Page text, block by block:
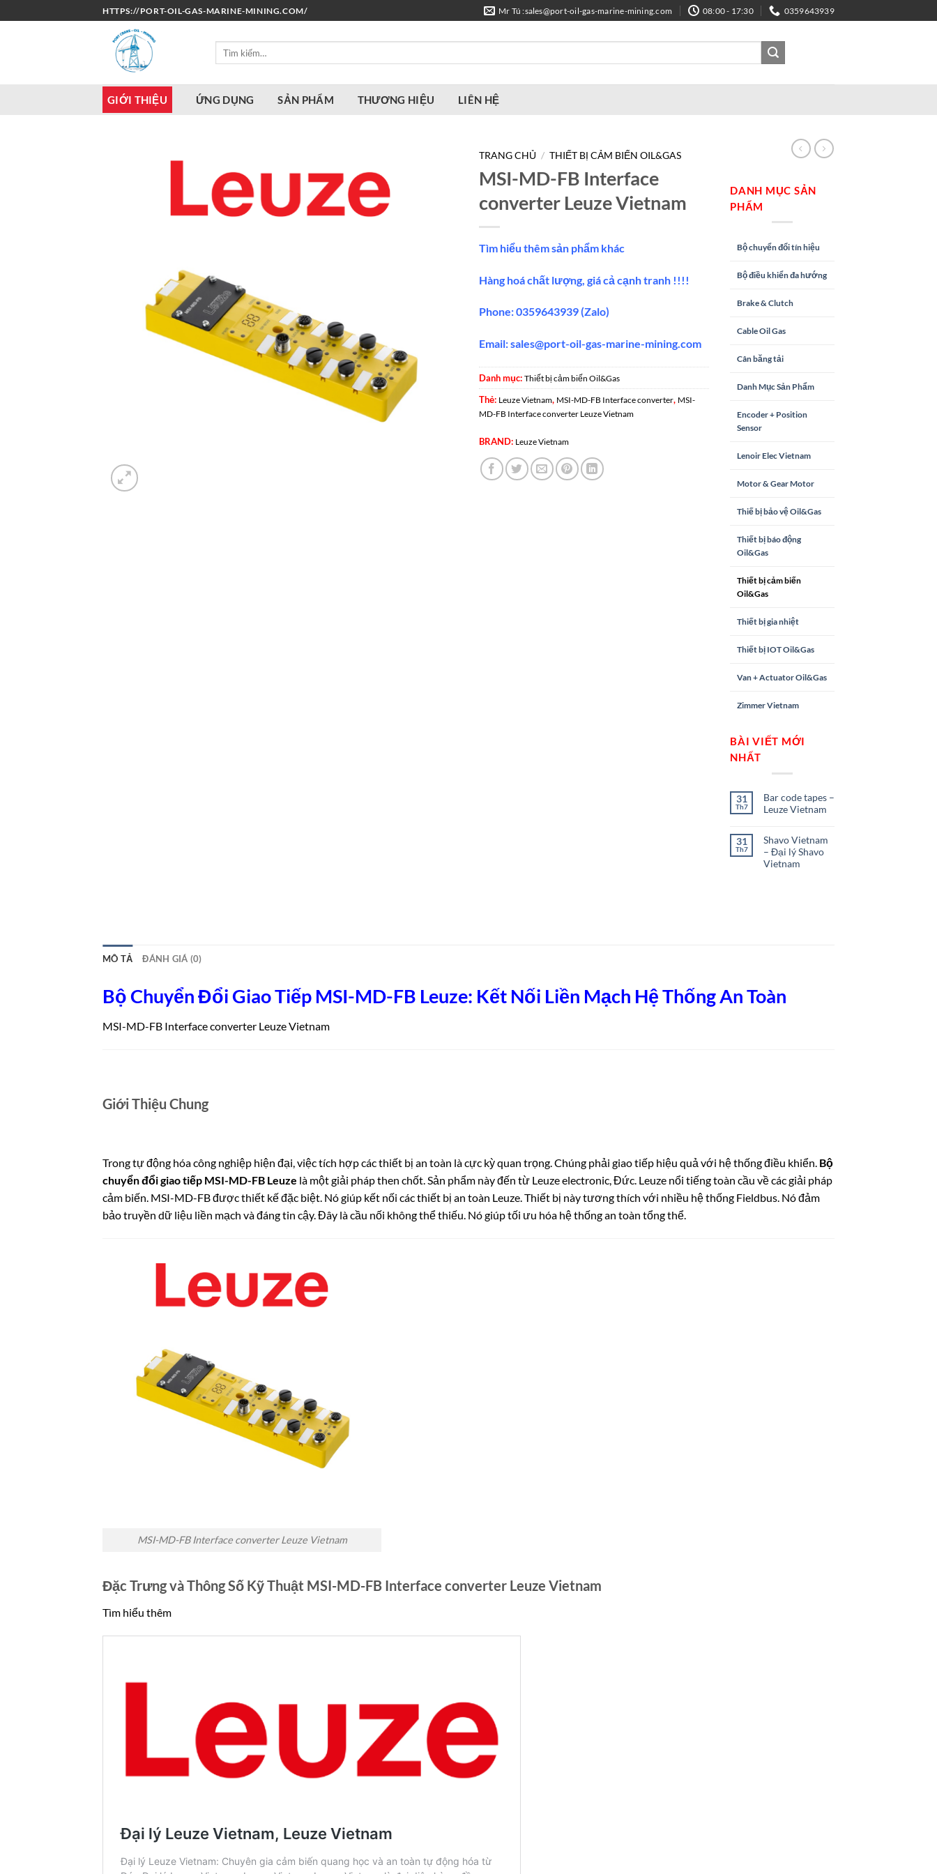
qua
HTTPS://PORT-OIL-GAS-MARINE-MINING.COM/ Mr Tú :sales@port-oil-gas-marine-mining.com 08:00 - 17:30 0359643939
GIỚI THIỆU ỨNG DỤNG SẢN PHẨM THƯƠNG HIỆU LIÊN HỆ
TRANG CHỦ / THIẾT BỊ CẢM BIẾN OIL&GAS
MSI-MD-FB Interface
converter Leuze Vietnam
Tìm hiểu thêm sản phẩm khác
Hàng hoá chất lượng, giá cả cạnh tranh !!!!
Phone: 0359643939 (Zalo)
Email:sales@port-oil-gas-marine-mining.com
Danh mục: Thiết bị cảm biến Oil&Gas
Thẻ: Leuze Vietnam, MSI-MD-FB Interface converter, MSI-
MD-FB Interface converter Leuze Vietnam
BRAND: Leuze Vietnam
DANH MỤC SẢN
PHẨM
Bộ chuyển đổi tín hiệu
Bộ điều khiển đa hướng
Brake & Clutch
Cable Oil Gas
Cân băng tải
Danh Mục Sản Phẩm
Encoder + Position
Sensor
Lenoir Elec Vietnam
Motor & Gear Motor
Thiế bị bảo vệ Oil&Gas
Thiết bị báo động
Oil&Gas
Thiết bị cảm biến
Oil&Gas
Thiết bị gia nhiệt
Thiết bị IOT Oil&Gas
Van + Actuator Oil&Gas
Zimmer Vietnam
BÀI VIẾT MỚI
NHẤT
31
Th7
Bar code tapes –
Leuze Vietnam
31
Th7
Shavo Vietnam
– Đại lý Shavo
Vietnam
MÔ TẢ ĐÁNH GIÁ (0)
Bộ Chuyển Đổi Giao Tiếp MSI-MD-FB Leuze: Kết Nối Liền Mạch Hệ Thống An Toàn
MSI-MD-FB Interface converter Leuze Vietnam
Giới Thiệu Chung
Trong tự động hóa công nghiệp hiện đại, việc tích hợp các thiết bị an toàn là cực kỳ quan trọng. Chúng phải giao tiếp hiệu quả với hệ thống điều khiển. Bộ
chuyển đổi giao tiếp MSI-MD-FB Leuze là một giải pháp then chốt. Sản phẩm này đến từ Leuze electronic, Đức. Leuze nổi tiếng toàn cầu về các giải pháp
cảm biến. MSI-MD-FB được thiết kế đặc biệt. Nó giúp kết nối các thiết bị an toàn Leuze. Thiết bị này tương thích với nhiều hệ thống Fieldbus. Nó đảm
bảo truyền dữ liệu liền mạch và đáng tin cậy. Đây là cầu nối không thể thiếu. Nó giúp tối ưu hóa hệ thống an toàn tổng thể.
MSI-MD-FB Interface converter Leuze Vietnam
Đặc Trưng và Thông Số Kỹ Thuật MSI-MD-FB Interface converter Leuze Vietnam
Tìm hiểu thêm